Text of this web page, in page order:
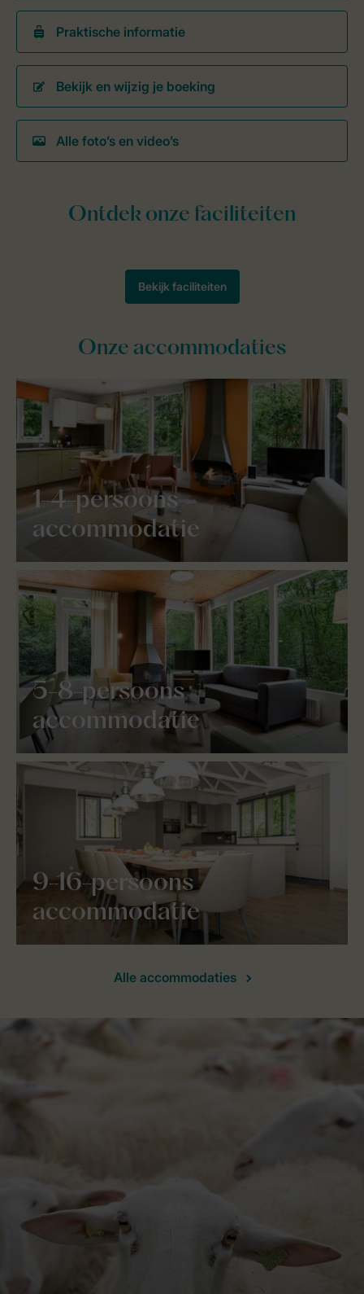
Praktische informatie
Bekijk en wijzig je boeking
Alle foto’s en video’s
Onze accommodaties
1-4-persoons
accommodatie
5-8-persoons
accommodatie
9-16-persoons
accommodatie
Alle accommodaties